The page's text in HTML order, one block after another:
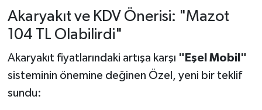
Akaryakıt ve KDV Önerisi: "Mazot
104 TL Olabilirdi"
Akaryakıt fiyatlarındaki artışa karşı "Eşel Mobil"
sisteminin önemine değinen Özel, yeni bir teklif
sundu: